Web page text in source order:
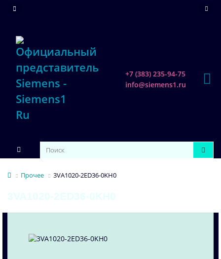
+7 (383) 235-94-75
info@siemens1.ru
Прочее 3VA1020-2ED36-0KH0
3VA1020-2ED36-0KH0